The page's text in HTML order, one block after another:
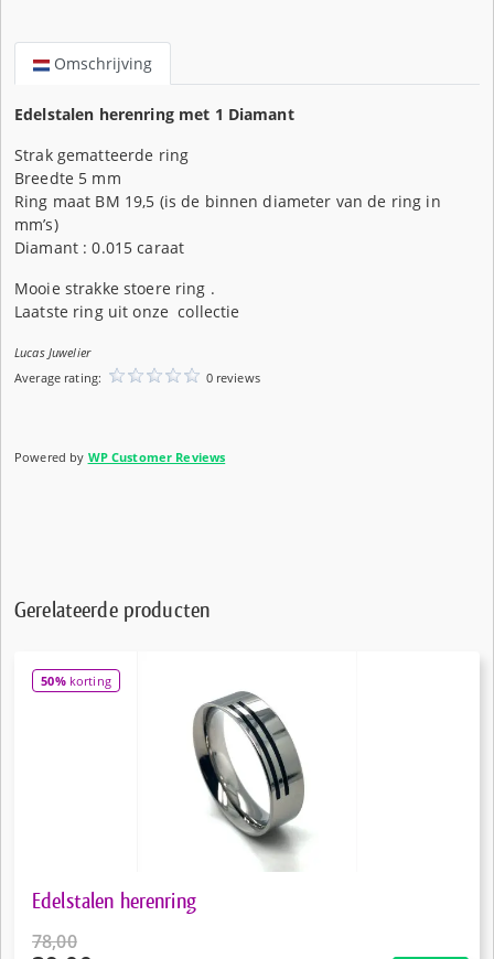
Omschrijving
Edelstalen herenring met 1 Diamant
Strak gematteerde ring
Breedte 5 mm
Ring maat BM 19,5 (is de binnen diameter van de ring in
mm’s)
Diamant : 0.015 caraat
Mooie strakke stoere ring .
Laatste ring uit onze collectie
Lucas Juwelier
Average rating:
0 reviews
Powered by WP Customer Reviews
Gerelateerde producten
50%korting
Edelstalen herenring
78,00